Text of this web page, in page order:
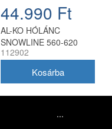
44.990 Ft
AL-KO HÓLÁNC
SNOWLINE 560-620
112902
...